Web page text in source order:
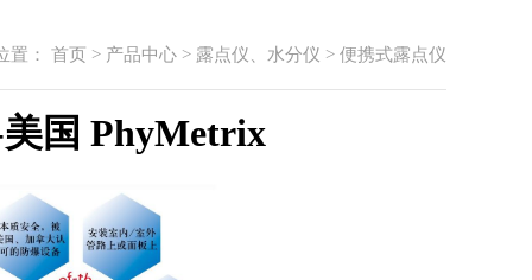
置： 首页 > 产品中心 > 露点仪、水分仪 > 便携式露点仪
国 PhyMetrix